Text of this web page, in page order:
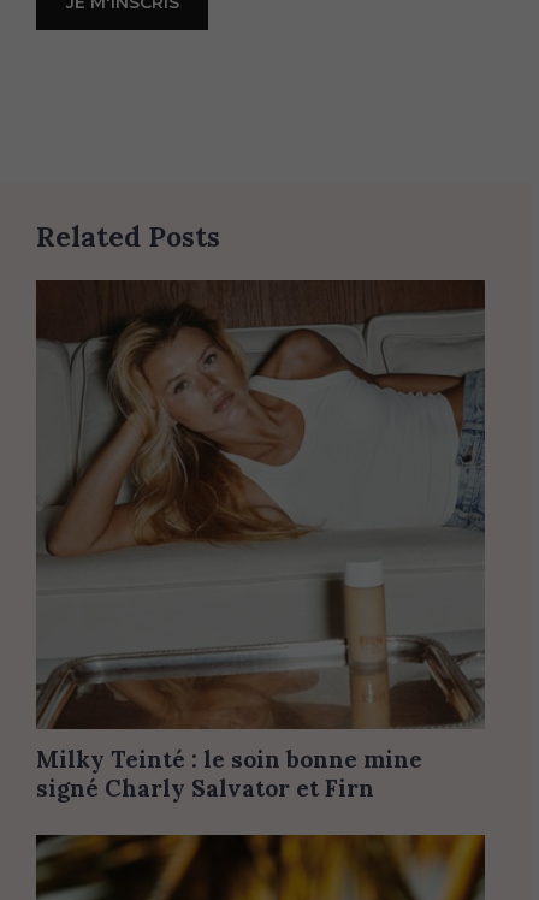
Related Posts
Milky Teinté : le soin bonne mine
signé Charly Salvator et Firn